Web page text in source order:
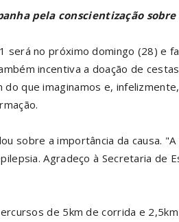
pela conscientização
será no próximo domingo (28) e
incentiva a doação de
do que imaginamos e,
sobre a importância da causa.
Agradeço à Secretaria de
de 5km de corrida e